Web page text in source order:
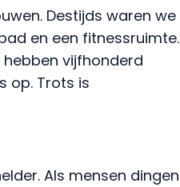
Destijds waren we
en een fitnessruimte.
vijfhonderd
op. Trots is
Als mensen dingen